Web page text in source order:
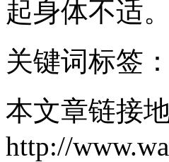
起身体不适。
关键词标签
本文章链接
http://